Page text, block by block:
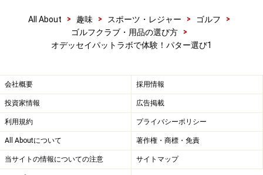
All About > 趣味 > スポーツ・レジャー > ゴルフ
>
ゴルフクラブ・用品の選び方
>
オデッセイパットラボで体験！パター選び1
会社概要 採用情報
投資家情報 広告掲載
利用規約 プライバシーポリシー
All Aboutについて 著作権・商標・免責
当サイトの情報についての注意 サイトマップ